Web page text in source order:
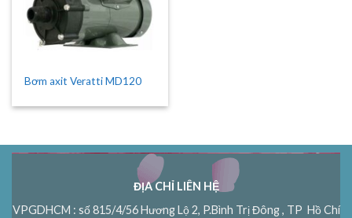
Bơm axit Veratti MD120
ĐỊA CHỈ LIÊN HỆ
VPGDHCM : số 815/4/56 Hương Lộ 2, P.Bình Trị Đông , TP Hồ Chí